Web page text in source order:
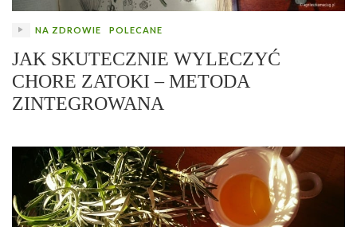
NA ZDROWIE POLECANE
JAK SKUTECZNIE WYLECZYĆ
CHORE ZATOKI – METODA
ZINTEGROWANA